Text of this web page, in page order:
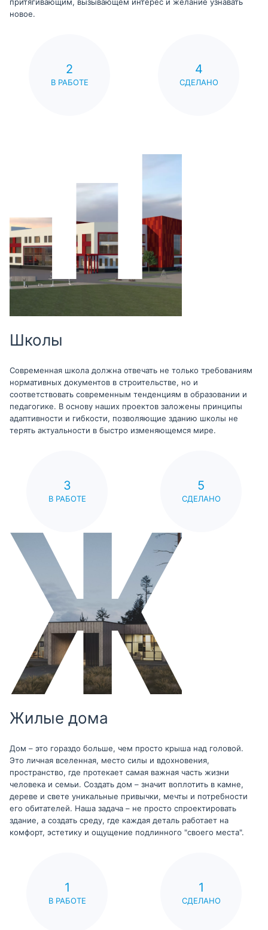
притягивающим, вызывающем интерес и желание узнавать
новое.
2
В РАБОТЕ
4
СДЕЛАНО
Школы
Современная школа должна отвечать не только требованиям
нормативных документов в строительстве, но и
соответствовать современным тенденциям в образовании и
педагогике. В основу наших проектов заложены принципы
адаптивности и гибкости, позволяющие зданию школы не
терять актуальности в быстро изменяющемся мире.
3
В РАБОТЕ
5
СДЕЛАНО
Жилые дома
Дом – это гораздо больше, чем просто крыша над головой.
Это личная вселенная, место силы и вдохновения,
пространство, где протекает самая важная часть жизни
человека и семьи. Создать дом – значит воплотить в камне,
дереве и свете уникальные привычки, мечты и потребности
его обитателей. Наша задача – не просто спроектировать
здание, а создать среду, где каждая деталь работает на
комфорт, эстетику и ощущение подлинного "своего места".
1
В РАБОТЕ
1
СДЕЛАНО